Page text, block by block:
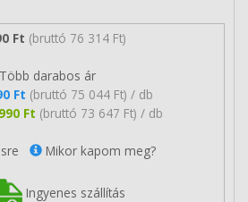
Ft (bruttó 76 314 Ft)
Több darabos ár
Ft (bruttó 75 044 Ft) / db
Ft (bruttó 73 647 Ft) / db
Mikor kapom meg?
Ingyenes szállítás